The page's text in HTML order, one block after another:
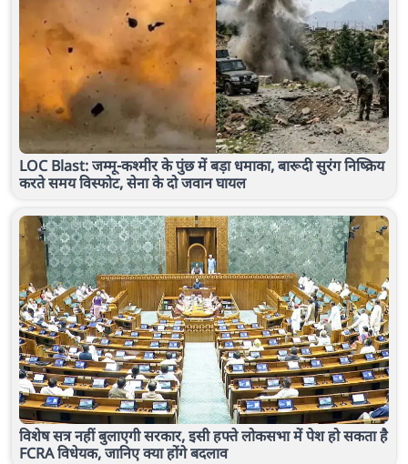
LOC Blast: जम्मू-कश्मीर के पुंछ में बड़ा धमाका, बारूदी सुरंग निष्क्रिय
करते समय विस्फोट, सेना के दो जवान घायल
विशेष सत्र नहीं बुलाएगी सरकार, इसी हफ्ते लोकसभा में पेश हो सकता है
FCRA विधेयक, जानिए क्या होंगे बदलाव